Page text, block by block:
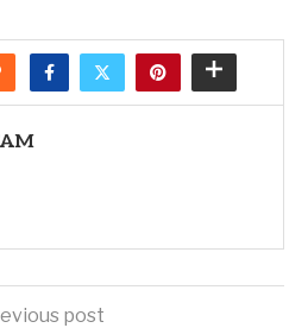
post